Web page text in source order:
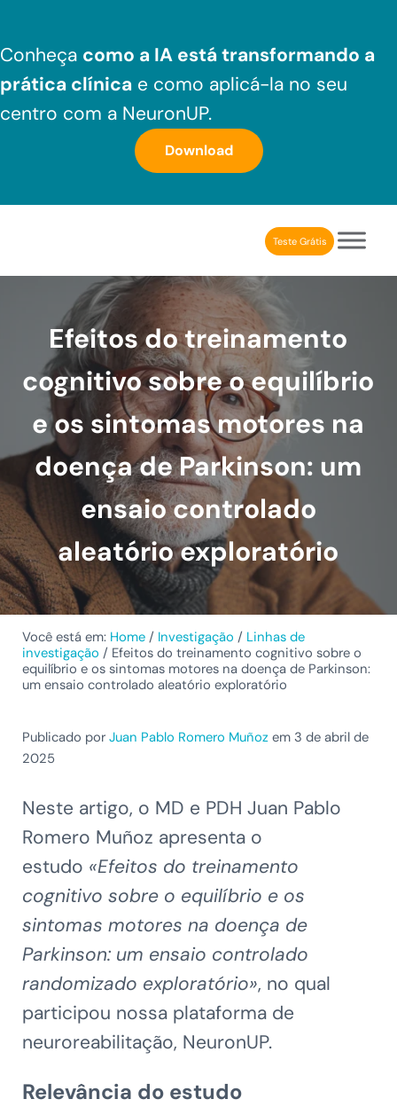
Conheça como a IA está transformando a
prática clínica e como aplicá-la no seu
centro com a NeuronUP.
Download
Aplicativo de estimulação cognitiva para profissionais
Teste Grátis
Efeitos do treinamento
cognitivo sobre o equilíbrio
e os sintomas motores na
doença de Parkinson: um
ensaio controlado
aleatório exploratório
Você está em: Home / Investigação / Linhas de
investigação / Efeitos do treinamento cognitivo sobre o
equilíbrio e os sintomas motores na doença de Parkinson:
um ensaio controlado aleatório exploratório
Publicado por Juan Pablo Romero Muñozem 3 de abril de
2025
Neste artigo, o MD e PDH Juan Pablo
Romero Muñoz apresenta o
estudo «Efeitos do treinamento
cognitivo sobre o equilíbrio e os
sintomas motores na doença de
Parkinson: um ensaio controlado
randomizado exploratório», no qual
participou nossa plataforma de
neuroreabilitação, NeuronUP.
Relevância do estudo